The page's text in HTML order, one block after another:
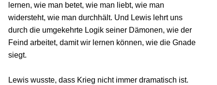
lernen, wie man betet, wie man liebt, wie man
widersteht, wie man durchhält. Und Lewis lehrt uns
durch die umgekehrte Logik seiner Dämonen, wie der
Feind arbeitet, damit wir lernen können, wie die Gnade
siegt.
Lewis wusste, dass Krieg nicht immer dramatisch ist.